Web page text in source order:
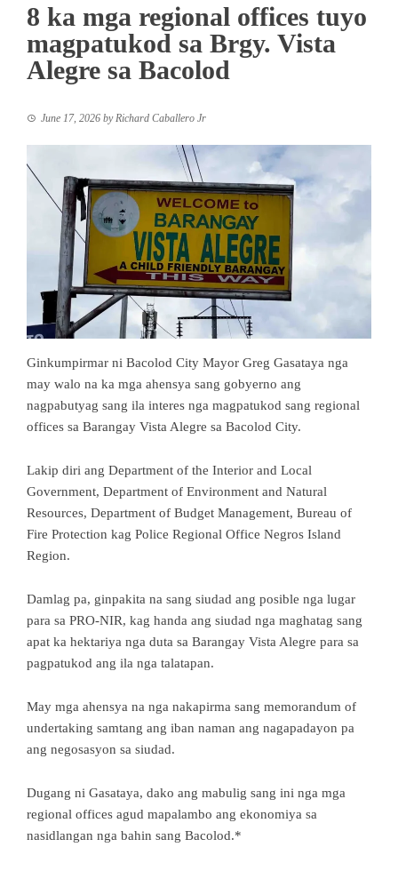
8 ka mga regional offices tuyo
magpatukod sa Brgy. Vista
Alegre sa Bacolod
June 17, 2026 by Richard Caballero Jr
Ginkumpirmar ni Bacolod City Mayor Greg Gasataya nga
may walo na ka mga ahensya sang gobyerno ang
nagpabutyag sang ila interes nga magpatukod sang regional
offices sa Barangay Vista Alegre sa Bacolod City.
Lakip diri ang Department of the Interior and Local
Government, Department of Environment and Natural
Resources, Department of Budget Management, Bureau of
Fire Protection kag Police Regional Office Negros Island
Region.
Damlag pa, ginpakita na sang siudad ang posible nga lugar
para sa PRO-NIR, kag handa ang siudad nga maghatag sang
apat ka hektariya nga duta sa Barangay Vista Alegre para sa
pagpatukod ang ila nga talatapan.
May mga ahensya na nga nakapirma sang memorandum of
undertaking samtang ang iban naman ang nagapadayon pa
ang negosasyon sa siudad.
Dugang ni Gasataya, dako ang mabulig sang ini nga mga
regional offices agud mapalambo ang ekonomiya sa
nasidlangan nga bahin sang Bacolod.*